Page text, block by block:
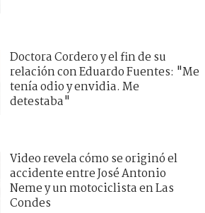
Doctora Cordero y el fin de su
relación con Eduardo Fuentes: "Me
tenía odio y envidia. Me
detestaba"
Video revela cómo se originó el
accidente entre José Antonio
Neme y un motociclista en Las
Condes